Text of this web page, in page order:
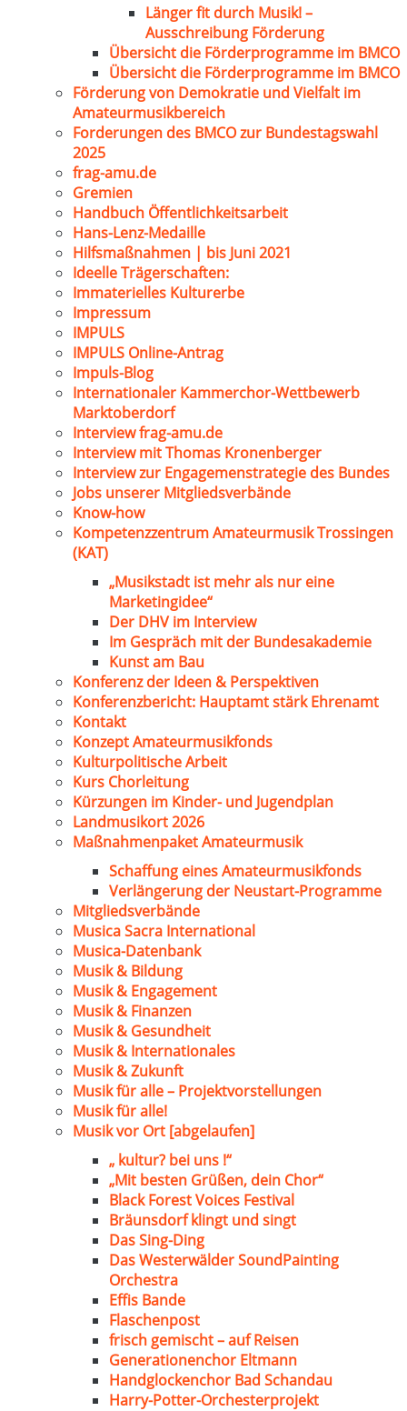
Länger fit durch Musik! –
Ausschreibung Förderung
Übersicht die Förderprogramme im BMCO
Übersicht die Förderprogramme im BMCO
Förderung von Demokratie und Vielfalt im
Amateurmusikbereich
Forderungen des BMCO zur Bundestagswahl
2025
frag-amu.de
Gremien
Handbuch Öffentlichkeitsarbeit
Hans-Lenz-Medaille
Hilfsmaßnahmen | bis Juni 2021
Ideelle Trägerschaften:
Immaterielles Kulturerbe
Impressum
IMPULS
IMPULS Online-Antrag
Impuls-Blog
Internationaler Kammerchor-Wettbewerb
Marktoberdorf
Interview frag-amu.de
Interview mit Thomas Kronenberger
Interview zur Engagemenstrategie des Bundes
Jobs unserer Mitgliedsverbände
Know-how
Kompetenzzentrum Amateurmusik Trossingen
(KAT)
„Musikstadt ist mehr als nur eine
Marketingidee“
Der DHV im Interview
Im Gespräch mit der Bundesakademie
Kunst am Bau
Konferenz der Ideen & Perspektiven
Konferenzbericht: Hauptamt stärk Ehrenamt
Kontakt
Konzept Amateurmusikfonds
Kulturpolitische Arbeit
Kurs Chorleitung
Kürzungen im Kinder- und Jugendplan
Landmusikort 2026
Maßnahmenpaket Amateurmusik
Schaffung eines Amateurmusikfonds
Verlängerung der Neustart-Programme
Mitgliedsverbände
Musica Sacra International
Musica-Datenbank
Musik & Bildung
Musik & Engagement
Musik & Finanzen
Musik & Gesundheit
Musik & Internationales
Musik & Zukunft
Musik für alle – Projektvorstellungen
Musik für alle!
Musik vor Ort [abgelaufen]
„ kultur? bei uns !“
„Mit besten Grüßen, dein Chor“
Black Forest Voices Festival
Bräunsdorf klingt und singt
Das Sing-Ding
Das Westerwälder SoundPainting
Orchestra
Effis Bande
Flaschenpost
frisch gemischt – auf Reisen
Generationenchor Eltmann
Handglockenchor Bad Schandau
Harry-Potter-Orchesterprojekt